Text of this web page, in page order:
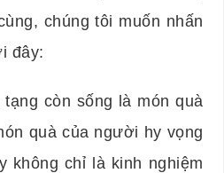
chúng tôi muốn nhấn
đây:
còn sống là món quà
quà của người hy vọng
không chỉ là kinh nghiệm